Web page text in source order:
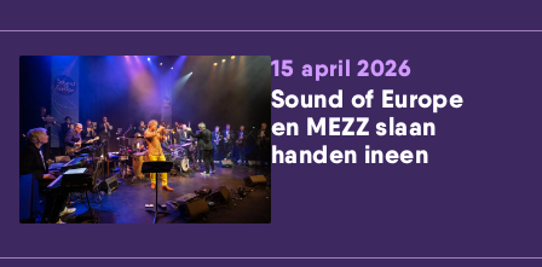
15 april 2026
Sound of Europe
en MEZZ slaan
handen ineen